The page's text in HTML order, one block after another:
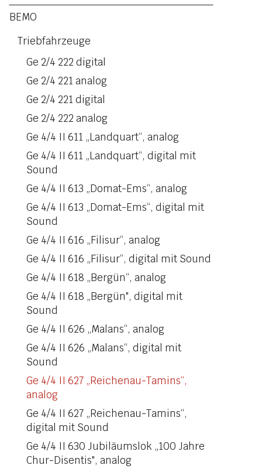
BEMO
Triebfahrzeuge
Ge 2/4 222 digital
Ge 2/4 221 analog
Ge 2/4 221 digital
Ge 2/4 222 analog
Ge 4/4 II 611 „Landquart“, analog
Ge 4/4 II 611 „Landquart“, digital mit
Sound
Ge 4/4 II 613 „Domat-Ems“, analog
Ge 4/4 II 613 „Domat-Ems“, digital mit
Sound
Ge 4/4 II 616 „Filisur“, analog
Ge 4/4 II 616 „Filisur“, digital mit Sound
Ge 4/4 II 618 „Bergün“, analog
Ge 4/4 II 618 „Bergün", digital mit
Sound
Ge 4/4 II 626 „Malans“, analog
Ge 4/4 II 626 „Malans“, digital mit
Sound
Ge 4/4 II 627 „Reichenau-Tamins“,
analog
Ge 4/4 II 627 „Reichenau-Tamins“,
digital mit Sound
Ge 4/4 II 630 Jubiläumslok „100 Jahre
Chur-Disentis", analog